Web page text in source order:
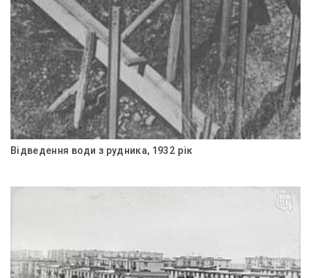
Відведення води з рудника, 1932 рік